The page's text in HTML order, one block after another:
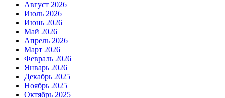
Август 2026
Июль 2026
Июнь 2026
Май 2026
Апрель 2026
Март 2026
Февраль 2026
Январь 2026
Декабрь 2025
Ноябрь 2025
Октябрь 2025